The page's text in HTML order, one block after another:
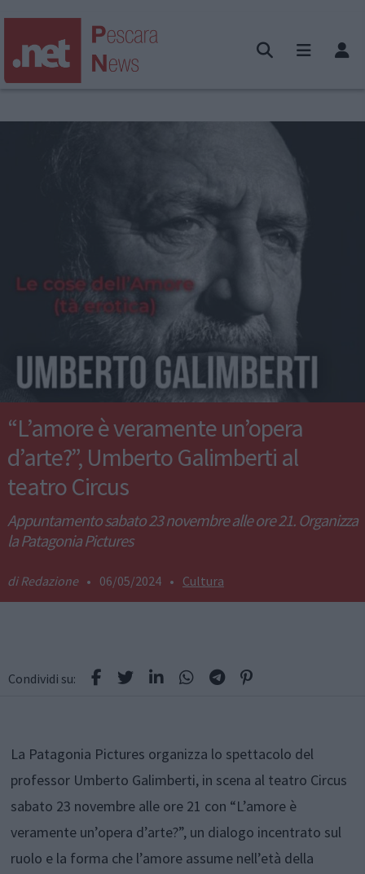
“L’amore è veramente un’opera
d’arte?”, Umberto Galimberti al
teatro Circus
Appuntamento sabato 23 novembre alle ore 21. Organizza
la Patagonia Pictures
Redazione • 06/05/2024 • Cultura
Condividi su:
La Patagonia Pictures organizza lo spettacolo del
professor Umberto Galimberti, in scena al teatro Circus
sabato 23 novembre alle ore 21 con “L’amore è
veramente un’opera d’arte?”, un dialogo incentrato sul
ruolo e la forma che l’amore assume nell’età della